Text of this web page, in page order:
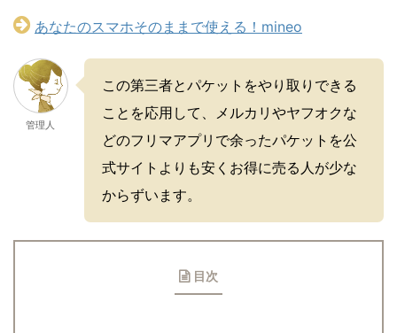
あなたのスマホそのままで使える！mineo
管理人
この第三者とパケットをやり取りできる
ことを応用して、メルカリやヤフオクな
どのフリマアプリで余ったパケットを公
式サイトよりも安くお得に売る人が少な
からずいます。
目次